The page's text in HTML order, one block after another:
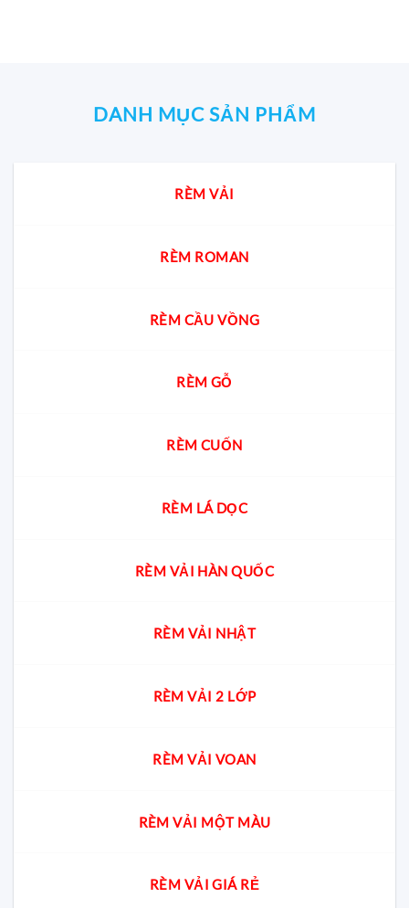
DANH MỤC SẢN PHẨM
RÈM VẢI
RÈM ROMAN
RÈM CẦU VỒNG
RÈM GỖ
RÈM CUỐN
RÈM LÁ DỌC
RÈM VẢI HÀN QUỐC
RÈM VẢI NHẬT
RÈM VẢI 2 LỚP
RÈM VẢI VOAN
RÈM VẢI MỘT MÀU
RÈM VẢI GIÁ RẺ